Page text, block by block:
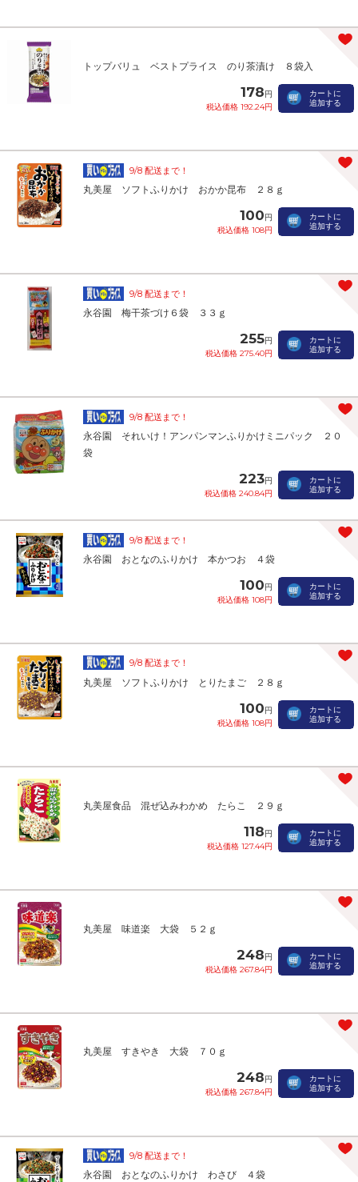
トップバリュ ベストプライス のり茶漬け ８袋入
178円
税込価格 192.24円
カートに
追加する
9/8 配送まで！
丸美屋 ソフトふりかけ おかか昆布 ２８ｇ
100円
税込価格 108円
カートに
追加する
9/8 配送まで！
永谷園 梅干茶づけ６袋 ３３ｇ
255円
税込価格 275.40円
カートに
追加する
9/8 配送まで！
永谷園 それいけ！アンパンマンふりかけミニパック ２０
袋
223円
税込価格 240.84円
カートに
追加する
9/8 配送まで！
永谷園 おとなのふりかけ 本かつお ４袋
100円
税込価格 108円
カートに
追加する
9/8 配送まで！
丸美屋 ソフトふりかけ とりたまご ２８ｇ
100円
税込価格 108円
カートに
追加する
丸美屋食品 混ぜ込みわかめ たらこ ２９ｇ
118円
税込価格 127.44円
カートに
追加する
丸美屋 味道楽 大袋 ５２ｇ
248円
税込価格 267.84円
カートに
追加する
丸美屋 すきやき 大袋 ７０ｇ
248円
税込価格 267.84円
カートに
追加する
9/8 配送まで！
永谷園 おとなのふりかけ わさび ４袋